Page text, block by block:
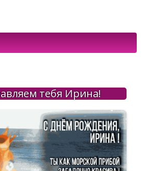
тебя Ирина!